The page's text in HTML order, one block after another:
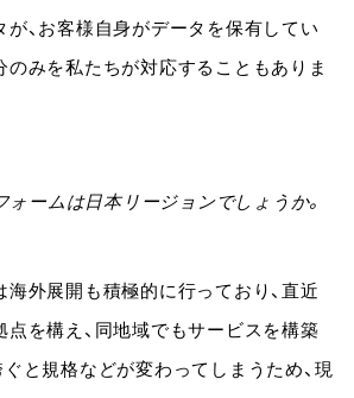
、お客様自身がデータを保有してい
のみを私たちが対応することもありま
ォームは日本リージョンでしょうか。
海外展開も積極的に行っており、直近
点を構え、同地域でもサービスを構築
ぐと規格などが変わってしまうため、現